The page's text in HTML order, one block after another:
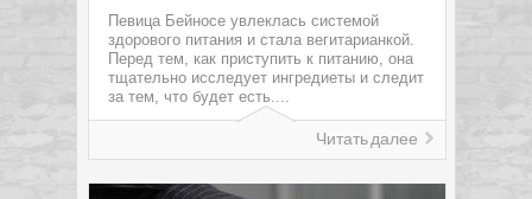
Певица Бейносе увлеклась системой
здорового питания и стала вегитарианкой.
Перед тем, как приступить к питанию, она
тщательно исследует ингредиеты и следит
за тем, что будет есть....
Читать далее